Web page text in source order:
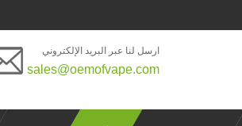
ارسل لنا عبر البريد الإلكتروني
sales@oemofvape.com